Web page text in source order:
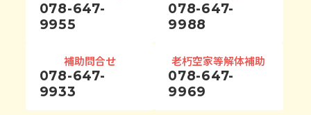
078-647-
9955
078-647-
9988
補助問合せ
078-647-
9933
老朽空家等解体補助
078-647-
9969